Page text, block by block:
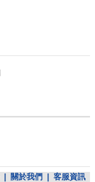
關於我們
客服資訊